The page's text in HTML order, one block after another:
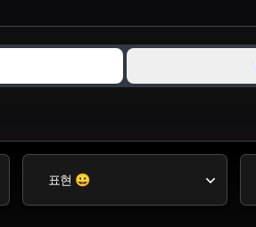
표현 😀